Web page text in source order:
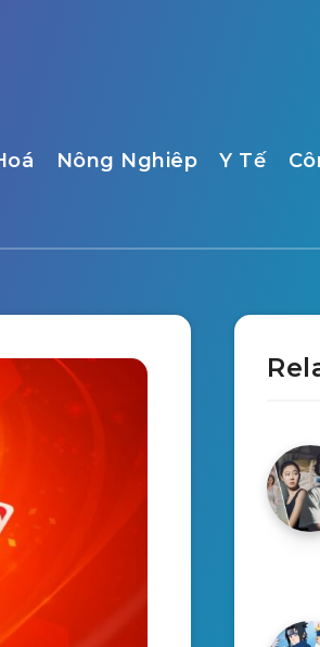
Nông Nghiêp Y Tế